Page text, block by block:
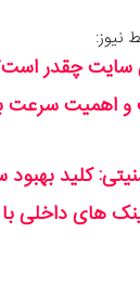
نیوز:
سایت چقدر
اهمیت سرعت
کلید
های داخلی